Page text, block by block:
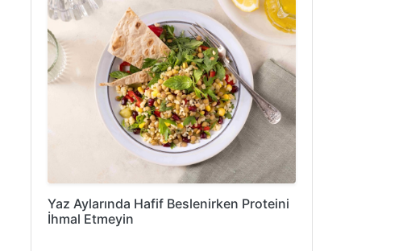
Yaz Aylarında Hafif Beslenirken Proteini
İhmal Etmeyin